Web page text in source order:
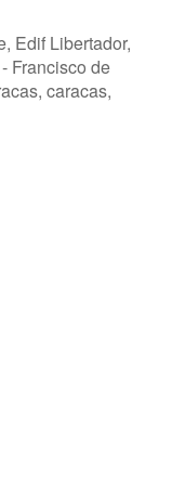
Edif Libertador,
Francisco de
caracas,